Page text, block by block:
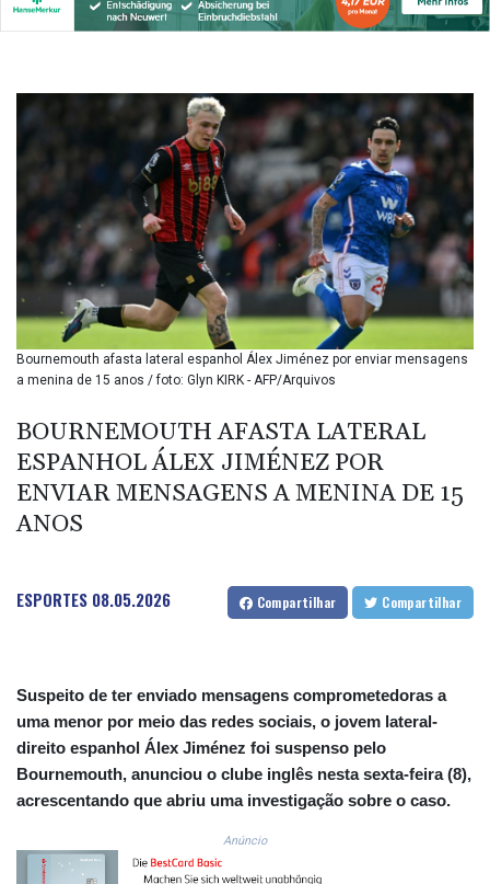
BIF 3451.157116
BMD 1.156136
BRL 5.876989
BSD 1.152686
BTN 109.688637
BWP 15.558807
BYN 3.432357
BYR
22660.258427
BZD 2.318271
CAD 1.61333
CDF
2615.761404
CHF 0.93588
1055.916879
CNY 7.801146
CNH 7.796152
CUP 30.637594
CVE 110.26363
DZD 152.967099
EGP 57.293288
ERN 17.342035
ETB 186.049588
Bournemouth afasta lateral espanhol Álex Jiménez por enviar mensagens
a menina de 15 anos / foto: Glyn KIRK - AFP/Arquivos
BOURNEMOUTH AFASTA LATERAL
ESPANHOL ÁLEX JIMÉNEZ POR
ENVIAR MENSAGENS A MENINA DE 15
ANOS
ESPORTES 08.05.2026 Compartilhar Compartilhar
Suspeito de ter enviado mensagens comprometedoras a
uma menor por meio das redes sociais, o jovem lateral-
direito espanhol Álex Jiménez foi suspenso pelo
Bournemouth, anunciou o clube inglês nesta sexta-feira (8),
acrescentando que abriu uma investigação sobre o caso.
Anúncio